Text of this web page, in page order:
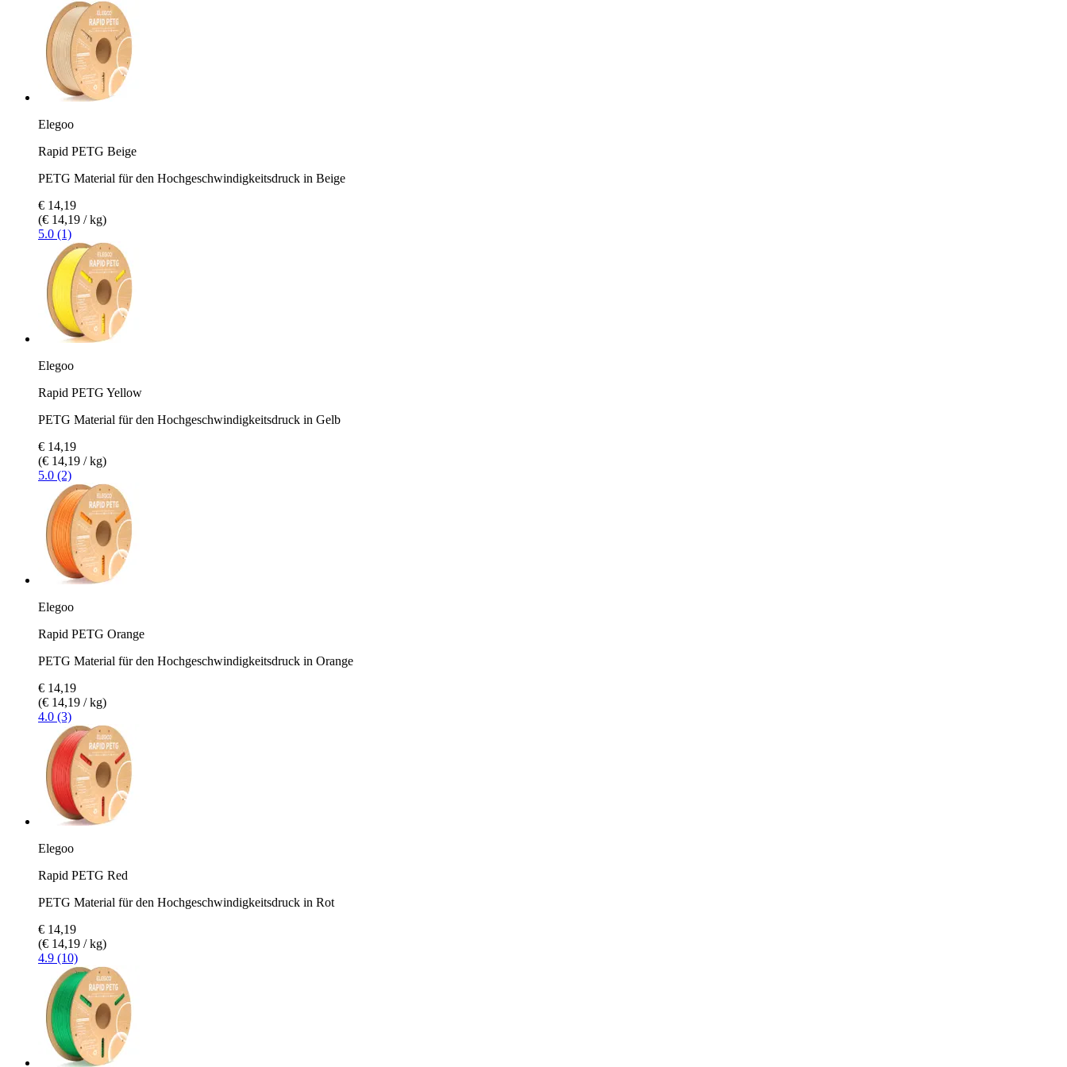
Elegoo
Rapid PETG Beige
PETG Material für den Hochgeschwindigkeitsdruck in Beige
€ 14,19
(€ 14,19 / kg)
5.0 (1)
Elegoo
Rapid PETG Yellow
PETG Material für den Hochgeschwindigkeitsdruck in Gelb
€ 14,19
(€ 14,19 / kg)
5.0 (2)
Elegoo
Rapid PETG Orange
PETG Material für den Hochgeschwindigkeitsdruck in Orange
€ 14,19
(€ 14,19 / kg)
4.0 (3)
Elegoo
Rapid PETG Red
PETG Material für den Hochgeschwindigkeitsdruck in Rot
€ 14,19
(€ 14,19 / kg)
4.9 (10)